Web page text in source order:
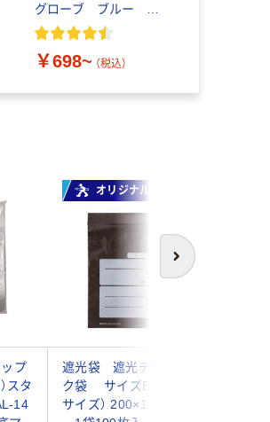
グローブ ブルー 粉
なし（パウダーフリー）
￥698~ （税込）
次へ
オリジナル
プ
スタ
14
遮光袋 遮光チャッ
ク袋 サイズB6（G
サイズ） 200×140mm